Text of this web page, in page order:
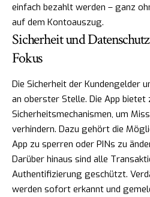
einfach bezahlt werden – ganz
auf dem Kontoauszug.
Sicherheit und
Fokus
Die Sicherheit der Kundengelder
an oberster Stelle. Die App bietet
Sicherheitsmechanismen, um
verhindern. Dazu gehört die
App zu sperren oder PINs zu
Darüber hinaus sind alle
Authentifizierung geschützt.
werden sofort erkannt und